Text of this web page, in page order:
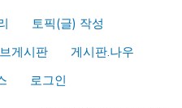
토픽(글) 작성
게시판
게시판.나우
로그인